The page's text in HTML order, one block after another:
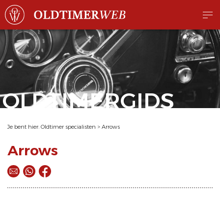
OLDTIMERGIDS
Je bent hier: Oldtimer specialisten > Arrows
Arrows